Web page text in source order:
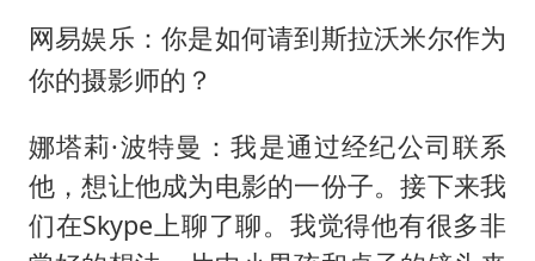
网易娱乐：你是如何请到斯拉沃米尔作为
你的摄影师的？
娜塔莉·波特曼：我是通过经纪公司联系
他，想让他成为电影的一份子。接下来我
们在Skype上聊了聊。我觉得他有很多非